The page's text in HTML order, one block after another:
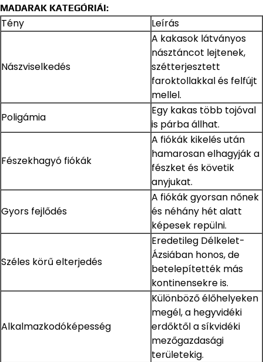
MADARAK KATEGÓRIÁI:
Tény Leírás
Nászviselkedés
A kakasok látványos
násztáncot lejtenek,
szétterjesztett
faroktollakkal és felfújt
mellel.
Poligámia
Egy kakas több tojóval
is párba állhat.
Fészekhagyó fiókák
A fiókák kikelés után
hamarosan elhagyják a
fészket és követik
anyjukat.
Gyors fejlődés
A fiókák gyorsan nőnek
és néhány hét alatt
képesek repülni.
Széles körű elterjedés
Eredetileg Délkelet-
Ázsiában honos, de
betelepítették más
kontinensekre is.
Alkalmazkodóképesség
Különböző élőhelyeken
megél, a hegyvidéki
erdőktől a síkvidéki
mezőgazdasági
területekig.